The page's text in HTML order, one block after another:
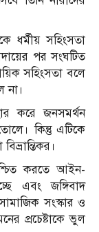
ধর্মীয় সহিংসতা
পর সংঘটিত
সহিংসতা বলে
না।
করে জনসমর্থন
কিন্তু এটিকে
করতে আইন-
এবং জঙ্গিবাদ
সংস্কার ও
প্রচেষ্টাকে ভুল